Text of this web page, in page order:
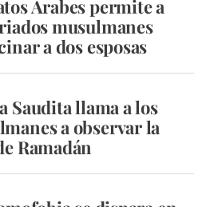
Árabes permite a
musulmanes
a dos esposas
Saudita llama a los
a observar la
Ramadán